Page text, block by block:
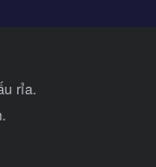
rỉa.